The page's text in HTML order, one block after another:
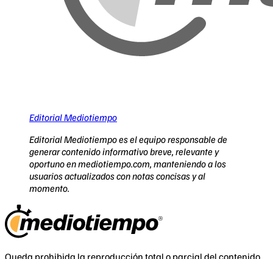
Editorial Mediotiempo
Editorial Mediotiempo es el equipo responsable de
generar contenido informativo breve, relevante y
oportuno en mediotiempo.com, manteniendo a los
usuarios actualizados con notas concisas y al
momento.